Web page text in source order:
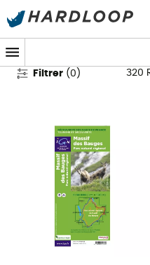
Vandrekort &
Filtrer (0 ) 320